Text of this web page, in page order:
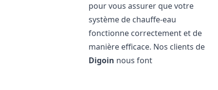
pour vous assurer que votre
système de chauffe-eau
fonctionne correctement et de
manière efficace. Nos clients de
Digoin nous font